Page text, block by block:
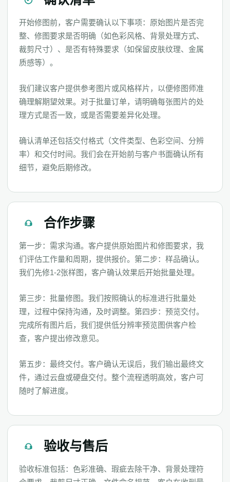
开始修图前，客户需要确认以下事项：原始图片是否完
整、修图要求是否明确（如色彩风格、背景处理方式、
裁剪尺寸）、是否有特殊要求（如保留皮肤纹理、金属
质感等）。
我们建议客户提供参考图片或风格样片，以便修图师准
确理解期望效果。对于批量订单，请明确每张图片的处
理方式是否一致，或是否需要差异化处理。
确认清单还包括交付格式（文件类型、色彩空间、分辨
率）和交付时间。我们会在开始前与客户书面确认所有
细节，避免后期修改。
合作步骤
第一步：需求沟通。客户提供原始图片和修图要求，我
们评估工作量和周期，提供报价。第二步：样品确认。
我们先修1-2张样图，客户确认效果后开始批量处理。
第三步：批量修图。我们按照确认的标准进行批量处
理，过程中保持沟通，及时调整。第四步：预览交付。
完成所有图片后，我们提供低分辨率预览图供客户检
查，客户提出修改意见。
第五步：最终交付。客户确认无误后，我们输出最终文
件，通过云盘或硬盘交付。整个流程透明高效，客户可
随时了解进度。
验收与售后
验收标准包括：色彩准确、瑕疵去除干净、背景处理符